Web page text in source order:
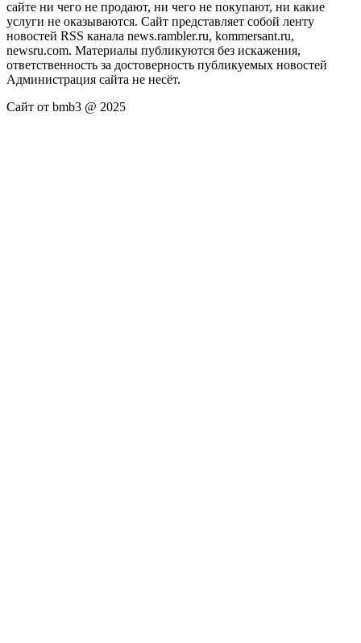
сайте ни чего не продают, ни чего не покупают, ни какие
услуги не оказываются. Сайт представляет собой ленту
новостей RSS канала news.rambler.ru, kommersant.ru,
newsru.com. Материалы публикуются без искажения,
ответственность за достоверность публикуемых новостей
Администрация сайта не несёт.
Сайт от bmb3 @ 2025